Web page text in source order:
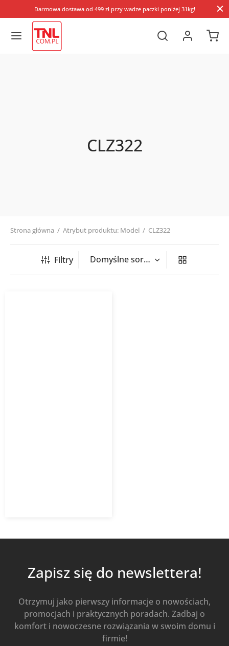
Darmowa dostawa od 499 zł przy wadze paczki poniżej 31kg!
CLZ322
Strona główna / Atrybut produktu: Model / CLZ322
Filtry
Zapisz się do newslettera!
Otrzymuj jako pierwszy informacje o nowościach,
promocjach i praktycznych poradach. Zadbaj o
komfort i nowoczesne rozwiązania w swoim domu i
firmie!